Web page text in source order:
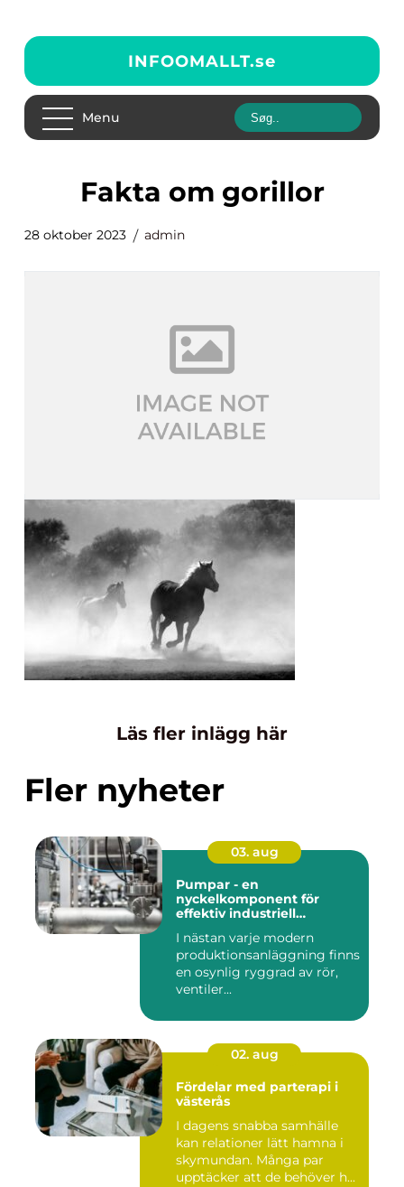
INFOOMALLT.se
Menu
fakta om gorillor
28 oktober 2023 admin
Läs fler inlägg här
Fler nyheter
03. aug
Pumpar - en
nyckelkomponent för
effektiv industriell
I nästan varje modern
produktionsanläggning finns
en osynlig ryggrad av rör,
ventiler...
02. aug
Fördelar med parterapi i
västerås
I dagens snabba samhälle
kan relationer lätt hamna i
skymundan. Många par
upptäcker att de behöver h...